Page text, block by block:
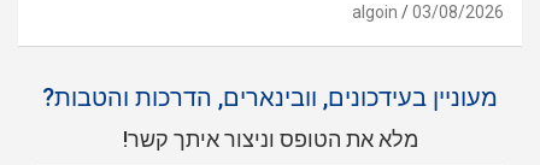
03/08/2026
algoin
מעוניין בעידכונים, וובינארים, הדרכות והטבות?
מלא את הטופס וניצור איתך קשר!